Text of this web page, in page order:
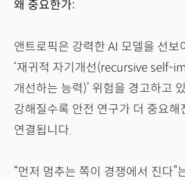
왜 중요한가:
앤트로픽은 강력한 AI 모델을 선보
‘재귀적 자기개선(recursive self-
개선하는 능력)’ 위험을 경고하고
강해질수록 안전 연구가 더 중요해
연결됩니다.
“먼저 멈추는 쪽이 경쟁에서 진다”